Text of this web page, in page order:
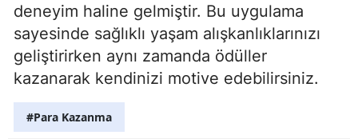
deneyim haline gelmiştir. Bu uygulama
sayesinde sağlıklı yaşam alışkanlıklarınızı
geliştirirken aynı zamanda ödüller
kazanarak kendinizi motive edebilirsiniz.
#Para Kazanma